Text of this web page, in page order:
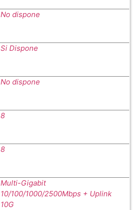
No dispone
Si Dispone
No dispone
8
8
Multi-Gigabit
10/100/1000/2500Mbps + Uplink
10G